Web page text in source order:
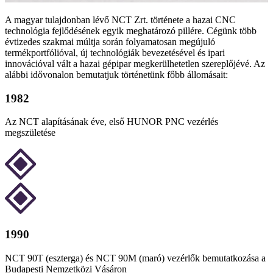
A magyar tulajdonban lévő NCT Zrt. története a hazai CNC
technológia fejlődésének egyik meghatározó pillére. Cégünk több
évtizedes szakmai múltja során folyamatosan megújuló
termékportfólióval, új technológiák bevezetésével és ipari
innovációval vált a hazai gépipar megkerülhetetlen szereplőjévé. Az
alábbi idővonalon bemutatjuk történetünk főbb állomásait:
1982
Az NCT alapításának éve, első HUNOR PNC vezérlés
megszületése
1990
NCT 90T (eszterga) és NCT 90M (maró) vezérlők bemutatkozása a
Budapesti Nemzetközi Vásáron